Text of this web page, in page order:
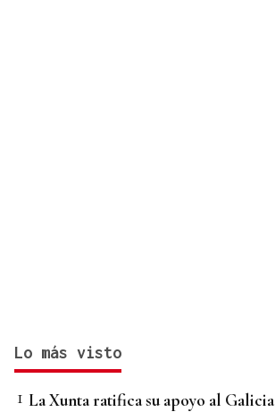
Lo más visto
La Xunta ratifica su apoyo al Galicia